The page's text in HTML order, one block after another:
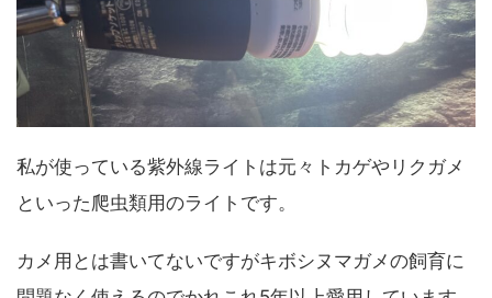
私が使っている紫外線ライトは元々トカゲやリクガメ
といった爬虫類用のライトです。
カメ用とは書いてないですがキボシヌマガメの飼育に